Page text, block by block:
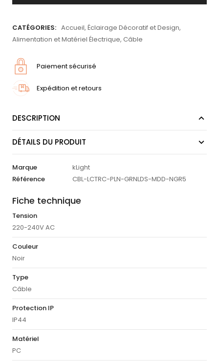
CATÉGORIES: Accueil, Éclairage Décoratif et Design,
Alimentation et Matériel Électrique, Câble
Paiement sécurisé
Expédition et retours
DESCRIPTION
DÉTAILS DU PRODUIT
Marque
kLight
Référence
CBL-LCTRC-PLN-GRNLDS-MDD-NGR5
Fiche technique
Tension
220-240V AC
Couleur
Noir
Type
Câble
Protection IP
IP44
Matériel
PC